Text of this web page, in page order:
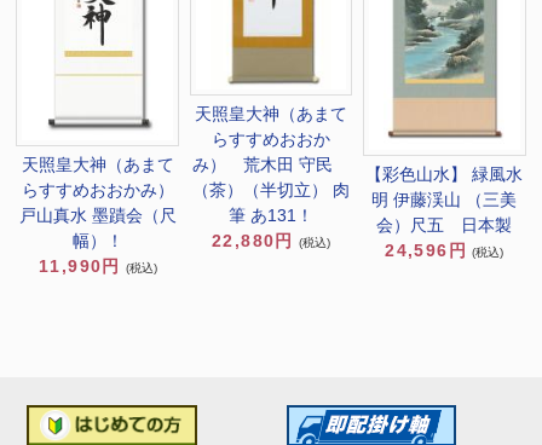
天照皇大神（あまて
らすすめおおかみ）
戸山真水 墨蹟会（尺
幅）！
11,990円
(税込)
天照皇大神（あまて
らすすめおおか
み） 荒木田 守民
（茶）（半切立） 肉
筆 あ131！
22,880円
(税込)
【彩色山水】 緑風水
明 伊藤渓山 （三美
会）尺五 日本製
24,596円
(税込)